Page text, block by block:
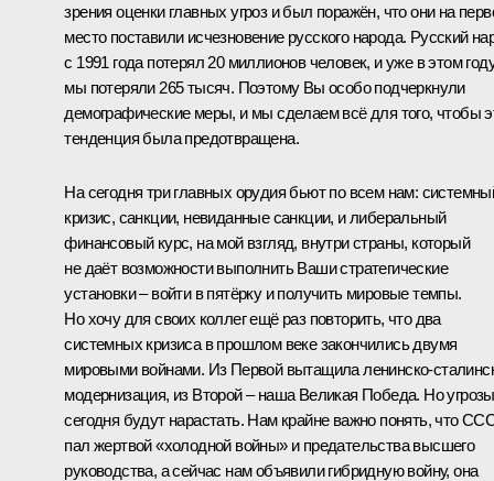
зрения оценки главных угроз и был поражён, что они на
место поставили исчезновение русского народа. Русский
с 1991 года потерял 20 миллионов человек, и уже в этом
мы потеряли 265 тысяч. Поэтому Вы особо подчеркнули
демографические меры, и мы сделаем всё для того, чтобы
тенденция была предотвращена.
На сегодня три главных орудия бьют по всем нам:
кризис, санкции, невиданные санкции, и либеральный
финансовый курс, на мой взгляд, внутри страны, который
не даёт возможности выполнить Ваши стратегические
установки – войти в пятёрку и получить мировые темпы.
Но хочу для своих коллег ещё раз повторить, что два
системных кризиса в прошлом веке закончились двумя
мировыми войнами. Из Первой вытащила ленинско-
модернизация, из Второй – наша Великая Победа. Но угрозы
сегодня будут нарастать. Нам крайне важно понять, что
пал жертвой «холодной войны» и предательства высшего
руководства, а сейчас нам объявили гибридную войну, она